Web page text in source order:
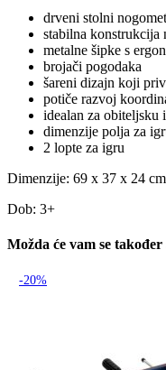
drveni stolni nogomet
stabilna konstrukcija
metalne šipke s
brojači pogodaka
šareni dizajn koji
potiče razvoj
idealan za obiteljsku
dimenzije polja za
2 lopte za igru
Dimenzije: 69 x 37 x 24 cm
Dob: 3+
Možda će vam se
-20%